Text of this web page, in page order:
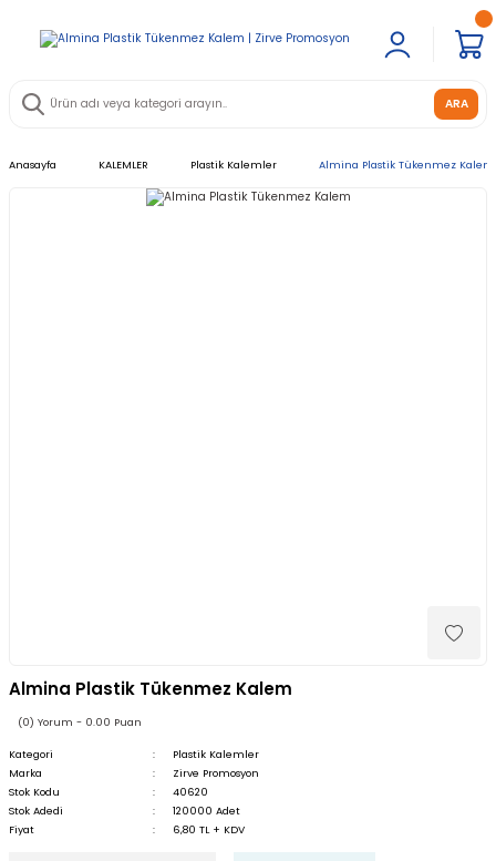
ARA
Anasayfa KALEMLER Plastik Kalemler Almina Plastik Tükenmez Kalem
Almina Plastik Tükenmez Kalem
(0) Yorum - 0.00 Puan
Kategori
Plastik Kalemler
Marka
Zirve Promosyon
Stok Kodu
40620
Stok Adedi
120000 Adet
Fiyat
6,80 TL + KDV